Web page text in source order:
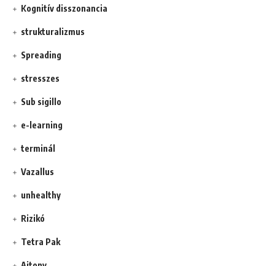
Kognitív disszonancia
strukturalizmus
Spreading
stresszes
Sub sigillo
e-learning
terminál
Vazallus
unhealthy
Rizikó
Tetra Pak